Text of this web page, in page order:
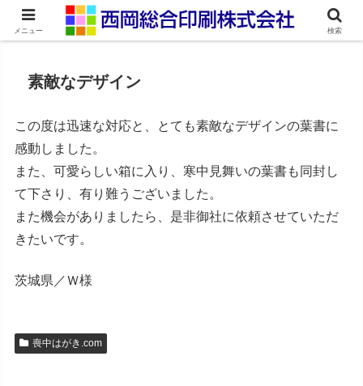
ネット印刷通販・オンデマンド印刷
素敵なデザイン
この度は迅速な対応と、とても素敵なデザインの葉書に
感動しました。
また、可愛らしい箱に入り、寒中見舞いの葉書も同封し
て下さり、有り難うございました。
また機会がありましたら、是非御社に依頼させていただ
きたいです。
茨城県／Ｗ様
喪中はがき.com
メニュー 検索